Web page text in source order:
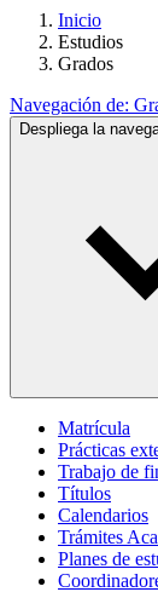
Inicio
Estudios
Grados
Navegación de:
Despliega la
Matrícula
Prácticas
Trabajo de
Títulos
Calendarios
Trámites
Planes de